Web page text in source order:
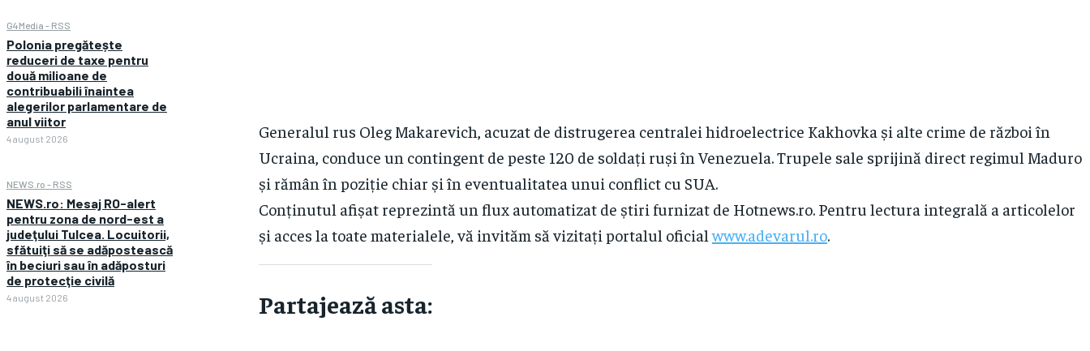
G4Media - RSS
Polonia pregătește
reduceri de taxe pentru
două milioane de
contribuabili înaintea
alegerilor parlamentare de
anul viitor
4 august 2026
NEWS.ro - RSS
NEWS.ro: Mesaj RO-alert
pentru zona de nord-est a
judeţului Tulcea. Locuitorii,
sfătuiţi să se adăpostească
în beciuri sau în adăposturi
de protecţie civilă
4 august 2026
Generalul rus Oleg Makarevich, acuzat de distrugerea centralei hidroelectrice Kakhovka și alte crime de război în
Ucraina, conduce un contingent de peste 120 de soldați ruși în Venezuela. Trupele sale sprijină direct regimul Maduro
și rămân în poziție chiar și în eventualitatea unui conflict cu SUA.
Conținutul afișat reprezintă un flux automatizat de știri furnizat de Hotnews.ro. Pentru lectura integrală a articolelor
și acces la toate materialele, vă invităm să vizitați portalul oficialwww.adevarul.ro.
Partajează asta: